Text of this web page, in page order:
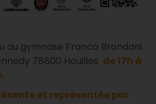
au gymnase Franco Brondani
78800 Houilles de 17h à
.
et représentée par